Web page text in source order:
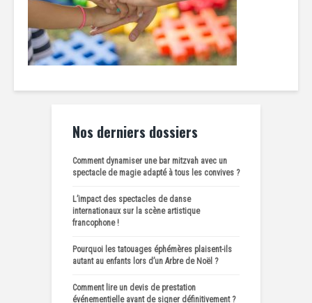
Nos derniers dossiers
Comment dynamiser une bar mitzvah avec un
spectacle de magie adapté à tous les convives ?
L’impact des spectacles de danse
internationaux sur la scène artistique
francophone !
Pourquoi les tatouages éphémères plaisent-ils
autant au enfants lors d’un Arbre de Noël ?
Comment lire un devis de prestation
événementielle avant de signer définitivement ?